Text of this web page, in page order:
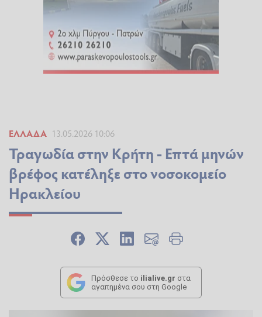
ΕΛΛΆΔΑ 13.05.2026 10:06
Τραγωδία στην Κρήτη - Επτά μηνών
βρέφος κατέληξε στο νοσοκομείο
Ηρακλείου
Πρόσθεσε το ilialive.gr στα
αγαπημένα σου στη Google